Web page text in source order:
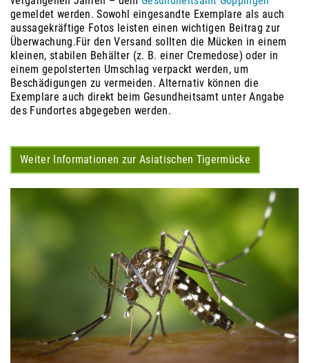
gemeldet werden. Sowohl eingesandte Exemplare als auch
aussagekräftige Fotos leisten einen wichtigen Beitrag zur
Überwachung.Für den Versand sollten die Mücken in einem
kleinen, stabilen Behälter (z. B. einer Cremedose) oder in
einem gepolsterten Umschlag verpackt werden, um
Beschädigungen zu vermeiden. Alternativ können die
Exemplare auch direkt beim Gesundheitsamt unter Angabe
des Fundortes abgegeben werden.
Weiter Informationen zur Asiatischen Tigermücke